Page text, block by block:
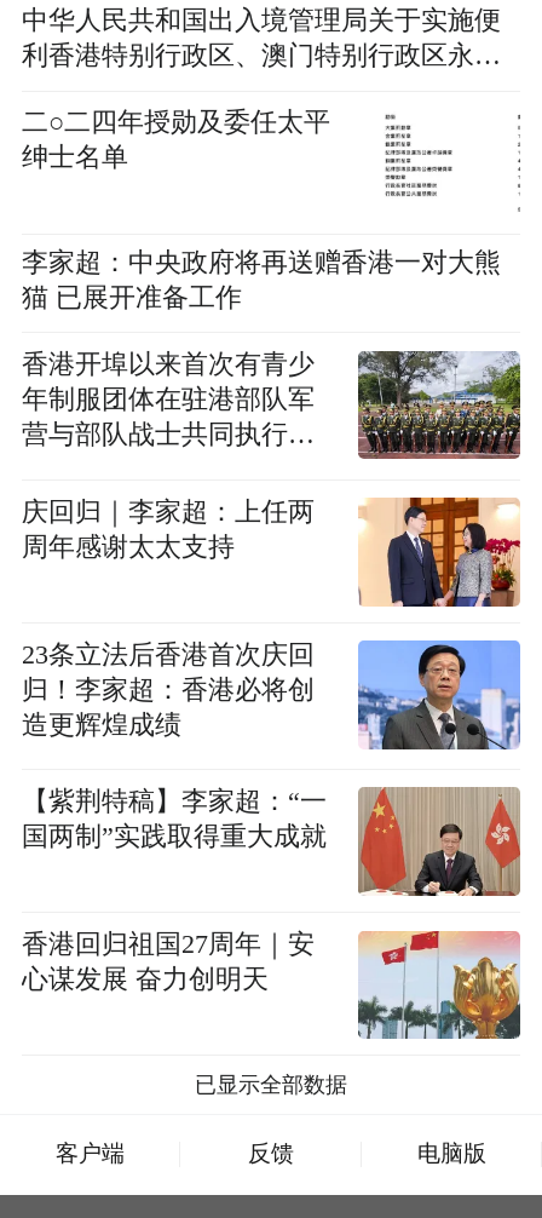
中华人民共和国出入境管理局关于实施便
利香港特别行政区、澳门特别行政区永久
​二○二四年授勋及委任太平
绅士名单
李家超：中央政府将再送赠香港一对大熊
猫 已展开准备工作
香港开埠以来首次有青少
年制服团体在驻港部队军
营与部队战士共同执行升
庆回归｜李家超：上任两
周年感谢太太支持
23条立法后香港首次庆回
归！李家超：香港必将创
造更辉煌成绩
【紫荆特稿】李家超：“一
国两制”实践取得重大成就
香港回归祖国27周年｜安
心谋发展 奋力创明天
已显示全部数据
客户端 反馈 电脑版